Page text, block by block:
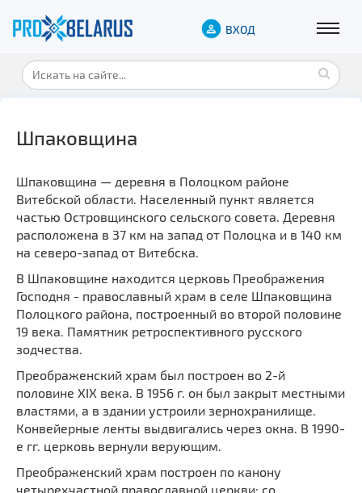
ВХОД
Шпаковщина
Шпаковщина — деревня в Полоцком районе
Витебской области. Населенный пункт является
частью Островщинского сельского совета. Деревня
расположена в 37 км на запад от Полоцка и в 140 км
на северо-запад от Витебска.
В Шпаковщине находится церковь Преображения
Господня - православный храм в селе Шпаковщина
Полоцкого района, построенный во второй половине
19 века. Памятник ретроспективного русского
зодчества.
Преображенский храм был построен во 2-й
половине XIX века. В 1956 г. он был закрыт местными
властями, а в здании устроили зернохранилище.
Конвейерные ленты выдвигались через окна. В 1990-
е гг. церковь вернули верующим.
Преображенский храм построен по канону
четырехчастной православной церкви: со